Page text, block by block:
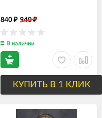
840 ₽ 940₽
В наличии
КУПИТЬ В 1 КЛИК